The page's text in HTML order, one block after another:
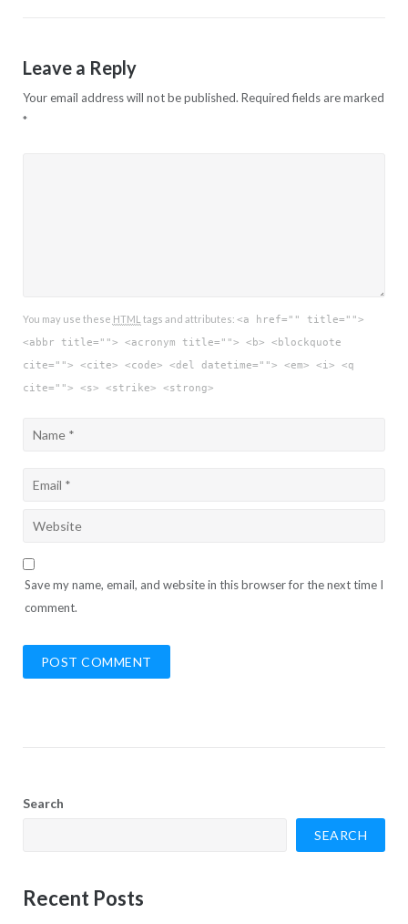
Leave a Reply
Your email address will not be published. Required fields are marked
*
You may use these HTML tags and attributes: <a href="" title="">
<abbr title=""> <acronym title=""> <b> <blockquote
cite=""> <cite> <code> <del datetime=""> <em> <i> <q
cite=""> <s> <strike> <strong>
Save my name, email, and website in this browser for the next time I
comment.
Search
SEARCH
Recent Posts